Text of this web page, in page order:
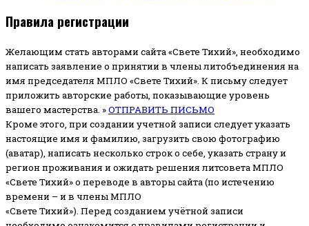
Правила регистрации
Желающим стать авторами сайта «Свете Тихий», необходимо
написать заявление о принятии в члены литобъединения на
имя председателя МПЛО «Свете Тихий». К письму следует
приложить авторские работы, показывающие уровень
вашего мастерства. »ОТПРАВИТЬ ПИСЬМО
Кроме этого, при создании учетной записи следует указать
настоящие имя и фамилию, загрузить свою фотографию
(аватар), написать несколько строк о себе, указать страну и
регион проживания и ожидать решения литсовета МПЛО
«Свете Тихий» о переводе в авторы сайта (по истечению
времени – и в члены МПЛО
«Свете Тихий»). Перед созданием учётной записи